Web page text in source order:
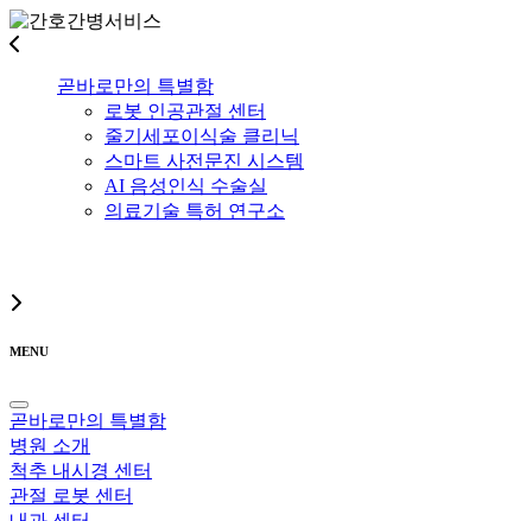
곧바로만의 특별함
로봇 인공관절 센터
줄기세포이식술 클리닉
스마트 사전문진 시스템
AI 음성인식 수술실
의료기술 특허 연구소
MENU
곧바로만의 특별함
병원 소개
척추 내시경 센터
관절 로봇 센터